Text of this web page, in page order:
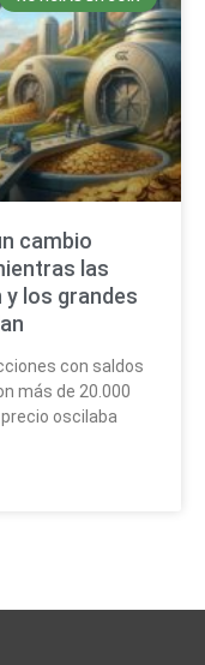
cambio
las
y los grandes
con saldos
más de 20.000
oscilaba